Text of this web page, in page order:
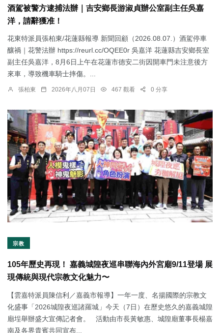
酒駕被警方逮捕法辦｜吉安鄉長游淑貞辦公室副主任吳嘉
洋，請辭獲准！
花東特派員張柏東/花蓮縣報導 新聞回顧（2026.08.07.）酒駕停車
釀禍｜花警法辦 https://reurl.cc/OQEE0r 吳嘉洋 花蓮縣吉安鄉長室
副主任吳嘉洋，8月6日上午在花蓮市德安二街因開車門未注意後方
來車，導致機車騎士摔傷。...
張柏東 2026年八月07日 467 觀看 0 分享
宗教
105年歷史再現！ 嘉義城隍夜巡串聯海內外宮廟9/11登場 展
現傳統與現代宗教文化魅力〜
【雲嘉特派員陳信利／嘉義市報導】一年一度、名揚國際的宗教文
化盛事「2026城隍夜巡諸羅城」今天（7日）在歷史悠久的嘉義城隍
廟埕舉辦盛大宣傳記者會。 活動由市長黃敏惠、城隍廟董事長楊嘉
南及各界貴賓共同宣布...